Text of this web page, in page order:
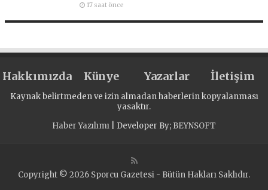
17 saat önce
Hakkımızda Künye Yazarlar İletişim
Kaynak belirtmeden ve izin almadan haberlerin kopyalanması
yasaktır.
Haber Yazılımı | Developer By; BEYNSOFT
Copyright © 2026 Sporcu Gazetesi - Bütün Hakları Saklıdır.